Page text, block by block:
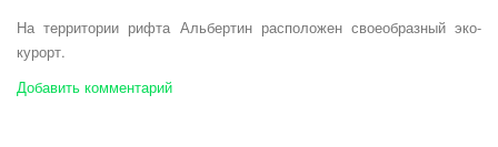
На территории рифта Альбертин расположен своеобразный эко-
курорт.
Добавить комментарий